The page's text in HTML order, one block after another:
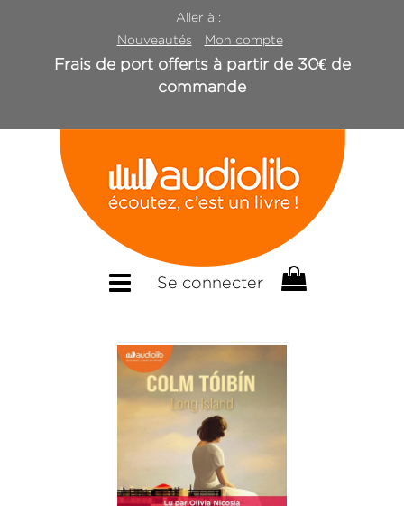
Aller à :
Nouveautés
Mon compte
Frais de port offerts à partir de 30€ de
commande
Se connecter